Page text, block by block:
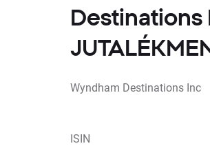
Wyndham Destinations Inc
ISIN